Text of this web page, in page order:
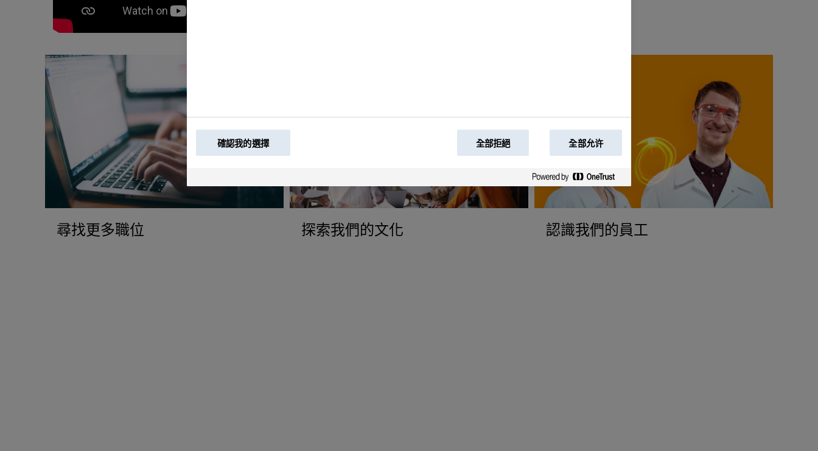
尋找更多職位 探索我們的文化 認識我們的員工
確認我的選擇 全部拒絕 全部允许